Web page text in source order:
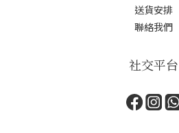
送貨安排
聯絡我們
社交平台